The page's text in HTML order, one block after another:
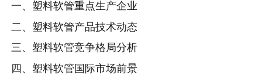
一、塑料软管重点生产企业
二、塑料软管产品技术动态
三、塑料软管竞争格局分析
四、塑料软管国际市场前景